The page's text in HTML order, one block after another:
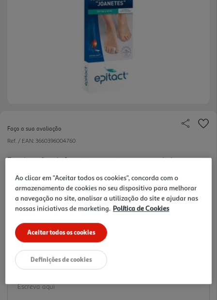
Faça a sua avaliação
Ref. / EAN: 3660396004760
Em situações de Joanete, o corretor separa o dedo
evitando a sobreposição. Conforto ideal graças ao
formato, flexibilidade e suavidade específicas do
gel EPITACT.
9.45 €/un
9,45 €
Notas de preparação
Ao clicar em "Aceitar todos os cookies", concorda com o
armazenamento de cookies no seu dispositivo para melhorar
a navegação no site, analisar a utilização do site e ajudar nas
nossas iniciativas de marketing. Política de Cookies
Aceitar todos os cookies
Definições de cookies